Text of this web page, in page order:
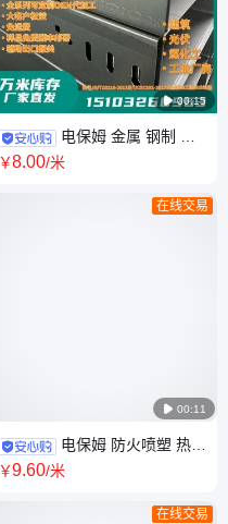
 00:15
电保姆 金属 钢制 防
火 热镀锌 槽式 锌铝镁桥架 生
￥8.00/米
 00:11
在线交易
电保姆 防火喷塑 热浸
锌 热镀锌 铝合金 锌铝镁 托盘
￥9.60/米
在线交易